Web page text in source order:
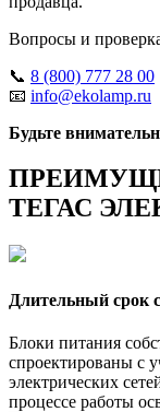
Вопросы и
📞 8 (800) 777 28 00
📧 info@ekolamp.ru
Будьте
ТЕГАС
Длительный срок
Блоки питания
спроектированы с
электрических
процессе работы